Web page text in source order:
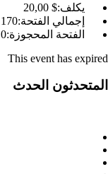
يكلف:$ 20
,00
إجمالي الفتحة:170
الفتحة المحجوزة:0
This event has expired
المتحدثون الحدث